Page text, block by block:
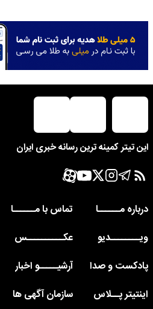
این تیتر کمینه ترین رسانه خبری ایران
درباره مــــــا
تماس با مــــــا
ویــــــــدیو
عکــــــــــس
پادکست و صدا
آرشیـــــو اخبار
اینتیتر پــلاس
سازمان آگهی ها